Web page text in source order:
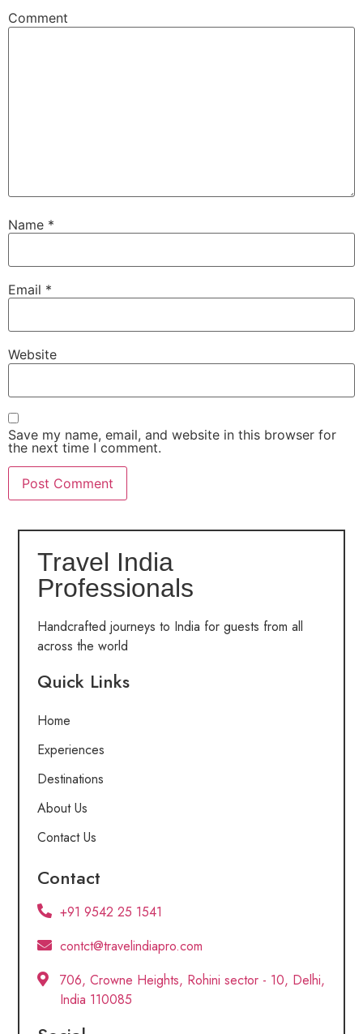
Comment
Name *
Email *
Website
Save my name, email, and website in this browser for
the next time I comment.
Travel India
Professionals
Handcrafted journeys to India for guests from all
across the world
Quick Links
Home
Experiences
Destinations
About Us
Contact Us
Contact
+91 9542 25 1541
contct@travelindiapro.com
706, Crowne Heights, Rohini sector - 10, Delhi,
India 110085